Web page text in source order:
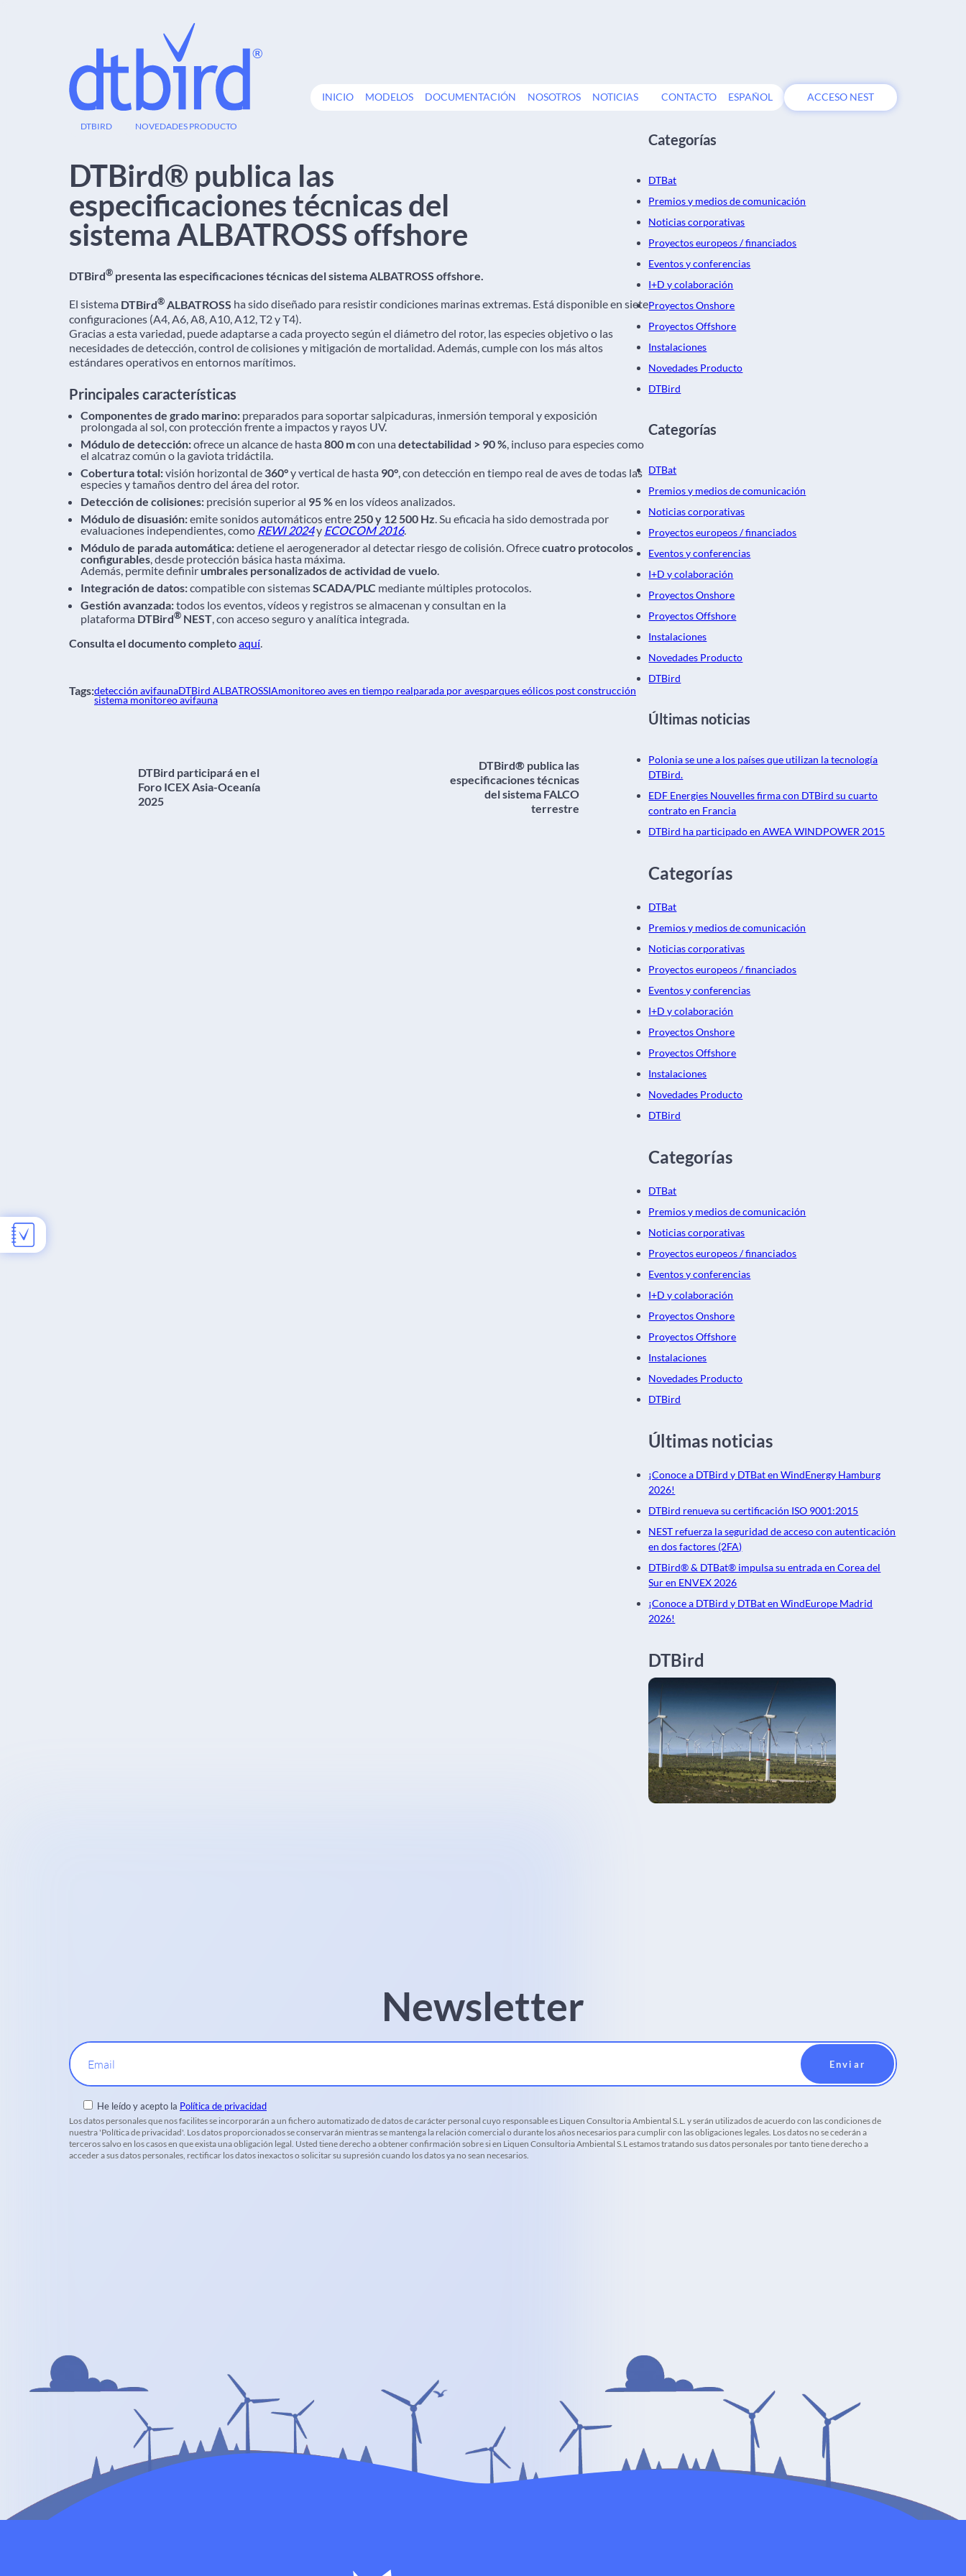
INICIO MODELOS DOCUMENTACIÓN NOSOTROS NOTICIAS CONTACTO ESPAÑOL ACCESO NEST
16
DTBIRD NOVEDADES PRODUCTO
DTBird® publica las
especificaciones técnicas del
sistema ALBATROSS offshore
DTBird® presenta las especificaciones técnicas del sistema ALBATROSS offshore.
El sistema DTBird® ALBATROSS ha sido diseñado para resistir condiciones marinas extremas. Está disponible en siete
configuraciones (A4, A6, A8, A10, A12, T2 y T4).
Gracias a esta variedad, puede adaptarse a cada proyecto según el diámetro del rotor, las especies objetivo o las
necesidades de detección, control de colisiones y mitigación de mortalidad. Además, cumple con los más altos
estándares operativos en entornos marítimos.
Principales características
Componentes de grado marino: preparados para soportar salpicaduras, inmersión temporal y exposición
prolongada al sol, con protección frente a impactos y rayos UV.
Módulo de detección:ofrece un alcance de hasta 800 mcon una detectabilidad > 90 % , incluso para especies como
el alcatraz común o la gaviota tridáctila.
Cobertura total:visión horizontal de 360°y vertical de hasta 90° , con detección en tiempo real de aves de todas las
especies y tamaños dentro del área del rotor.
Detección de colisiones: precisión superior al 95 %en los vídeos analizados.
Módulo de disuasión:emite sonidos automáticos entre 250 y 12 500 Hz . Su eficacia ha sido demostrada por
evaluaciones independientes, como REWI 2024y ECOCOM 2016.
Módulo de parada automática:detiene el aerogenerador al detectar riesgo de colisión. Ofrececuatro protocolos
configurables , desde protección básica hasta máxima.
Además, permite definir umbrales personalizados de actividad de vuelo
Integración de datos:compatible con sistemasSCADA/PLC mediante múltiples protocolos.
Gestión avanzada:todos los eventos, vídeos y registros se almacenan y consultan en la
plataforma DTBird® NEST, con acceso seguro y analítica integrada.
Consulta el documento completoaquí.
Tags:detección avifaunaDTBird ALBATROSSIAmonitoreo aves en tiempo realparada por avesparques eólicos post construcción
sistema monitoreo avifauna
DTBird participará en el
Foro ICEX Asia-Oceanía
2025
DTBird® publica las
especificaciones técnicas
del sistema FALCO
terrestre
Categorías
DTBat
Premios y medios de comunicación
Noticias corporativas
Proyectos europeos / financiados
Eventos y conferencias
I+D y colaboración
Proyectos Onshore
Proyectos Offshore
Instalaciones
Novedades Producto
DTBird
Categorías
DTBat
Premios y medios de comunicación
Noticias corporativas
Proyectos europeos / financiados
Eventos y conferencias
I+D y colaboración
Proyectos Onshore
Proyectos Offshore
Instalaciones
Novedades Producto
DTBird
Últimas noticias
Polonia se une a los países que utilizan la tecnología
DTBird.
EDF Energies Nouvelles firma con DTBird su cuarto
contrato en Francia
DTBird ha participado en AWEA WINDPOWER 2015
Categorías
DTBat
Premios y medios de comunicación
Noticias corporativas
Proyectos europeos / financiados
Eventos y conferencias
I+D y colaboración
Proyectos Onshore
Proyectos Offshore
Instalaciones
Novedades Producto
DTBird
Categorías
DTBat
Premios y medios de comunicación
Noticias corporativas
Proyectos europeos / financiados
Eventos y conferencias
I+D y colaboración
Proyectos Onshore
Proyectos Offshore
Instalaciones
Novedades Producto
DTBird
Últimas noticias
¡Conoce a DTBird y DTBat en WindEnergy Hamburg
2026!
DTBird renueva su certificación ISO 9001:2015
NEST refuerza la seguridad de acceso con autenticación
en dos factores (2FA)
DTBird® & DTBat® impulsa su entrada en Corea del
Sur en ENVEX 2026
¡Conoce a DTBird y DTBat en WindEurope Madrid
2026!
DTBird
Newsletter
Email
He leído y acepto la Política de privacidad
Los datos personales que nos facilites se incorporarán a un fichero automatizado de datos de carácter personal cuyo responsable es Liquen Consultoria Ambiental S.L. y serán utilizados de acuerdo con las condiciones de
nuestra 'Política de privacidad'. Los datos proporcionados se conservarán mientras se mantenga la relación comercial o durante los años necesarios para cumplir con las obligaciones legales. Los datos no se cederán a
terceros salvo en los casos en que exista una obligación legal. Usted tiene derecho a obtener confirmación sobre si en Liquen Consultoria Ambiental S.L estamos tratando sus datos personales por tanto tiene derecho a
acceder a sus datos personales, rectificar los datos inexactos o solicitar su supresión cuando los datos ya no sean necesarios.